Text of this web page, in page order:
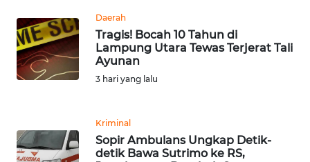
Daerah
Tragis! Bocah 10 Tahun di
Lampung Utara Tewas Terjerat Tali
Ayunan
3 hari yang lalu
Kriminal
Sopir Ambulans Ungkap Detik-
detik Bawa Sutrimo ke RS,
WN
PAKPAK
WN